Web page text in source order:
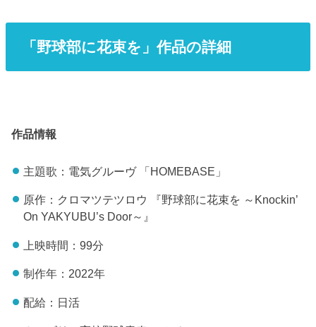
「野球部に花束を」作品の詳細
作品情報
主題歌：電気グルーヴ 「HOMEBASE」
原作：クロマツテツロウ 『野球部に花束を ～Knockin’
On YAKYUBU’s Door～』
上映時間：99分
制作年：2022年
配給：日活